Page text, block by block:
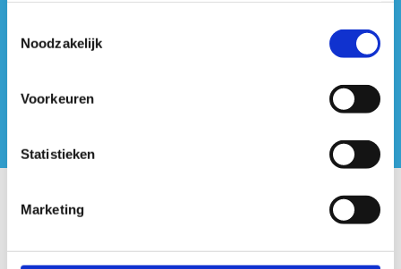
Noodzakelijk
Voorkeuren
Statistieken
Marketing
Onze centra